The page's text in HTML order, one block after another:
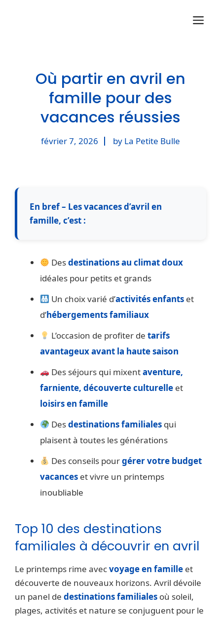
Où partir en avril en
famille pour des
vacances réussies
février 7, 2026 by La Petite Bulle
En bref – Les vacances d’avril en
famille, c’est :
Desdestinations au climat doux
idéales pour petits et grands
Un choix varié d’activités enfants et
d’hébergements familiaux
L’occasion de profiter detarifs
avantageux avant la haute saison
Des séjours qui mixentaventure,
farniente, découverte culturelle et
loisirs en famille
Desdestinations familiales qui
plaisent à toutes les générations
Des conseils pourgérer votre budget
vacances et vivre un printemps
inoubliable
Top 10 des destinations
familiales à découvrir en avril
Le printemps rime avecvoyage en famille et
découverte de nouveaux horizons. Avril dévoile
un panel de destinations familiales où soleil,
plages, activités et nature se conjuguent pour le